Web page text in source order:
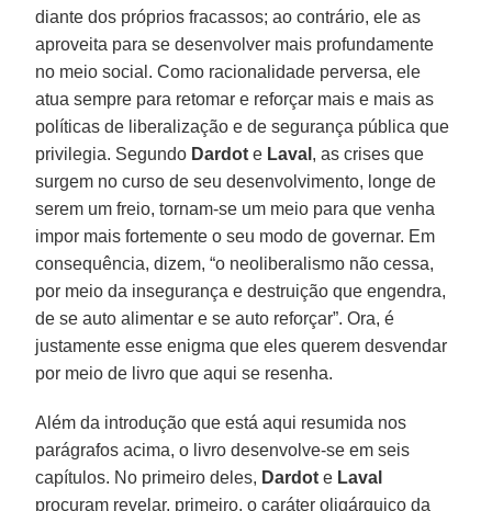
diante dos próprios fracassos; ao contrário, ele as
aproveita para se desenvolver mais profundamente
no meio social. Como racionalidade perversa, ele
atua sempre para retomar e reforçar mais e mais as
políticas de liberalização e de segurança pública que
privilegia. Segundo Dardot e Laval , as crises que
surgem no curso de seu desenvolvimento, longe de
serem um freio, tornam-se um meio para que venha
impor mais fortemente o seu modo de governar. Em
consequência, dizem, “o neoliberalismo não cessa,
por meio da insegurança e destruição que engendra,
de se auto alimentar e se auto reforçar”. Ora, é
justamente esse enigma que eles querem desvendar
por meio de livro que aqui se resenha.
Além da introdução que está aqui resumida nos
parágrafos acima, o livro desenvolve-se em seis
capítulos. No primeiro deles, Dardot e Laval
procuram revelar, primeiro, o caráter oligárquico da